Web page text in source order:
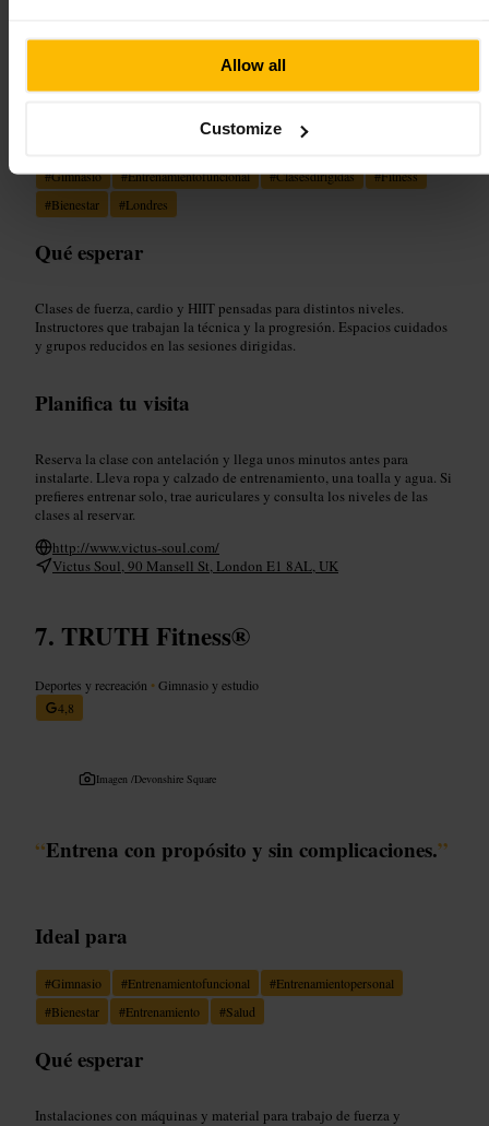
Allow all
Customize
“Entrena con método y comunidad.”
#Gimnasio #Entrenamientofuncional #Clasesdirigidas #Fitness
#Bienestar #Londres
Qué esperar
Clases de fuerza, cardio y HIIT pensadas para distintos niveles.
Instructores que trabajan la técnica y la progresión. Espacios cuidados
y grupos reducidos en las sesiones dirigidas.
Planifica tu visita
Reserva la clase con antelación y llega unos minutos antes para
instalarte. Lleva ropa y calzado de entrenamiento, una toalla y agua. Si
prefieres entrenar solo, trae auriculares y consulta los niveles de las
clases al reservar.
http://www.victus-soul.com/
Victus Soul, 90 Mansell St, London E1 8AL, UK
TRUTH Fitness®️
Deportes y recreación •Gimnasio y estudio
4,8
Imagen /Devonshire Square
“Entrena con propósito y sin complicaciones.”
Ideal para
#Gimnasio #Entrenamientofuncional #Entrenamientopersonal
#Bienestar #Entrenamiento #Salud
Qué esperar
Instalaciones con máquinas y material para trabajo de fuerza y